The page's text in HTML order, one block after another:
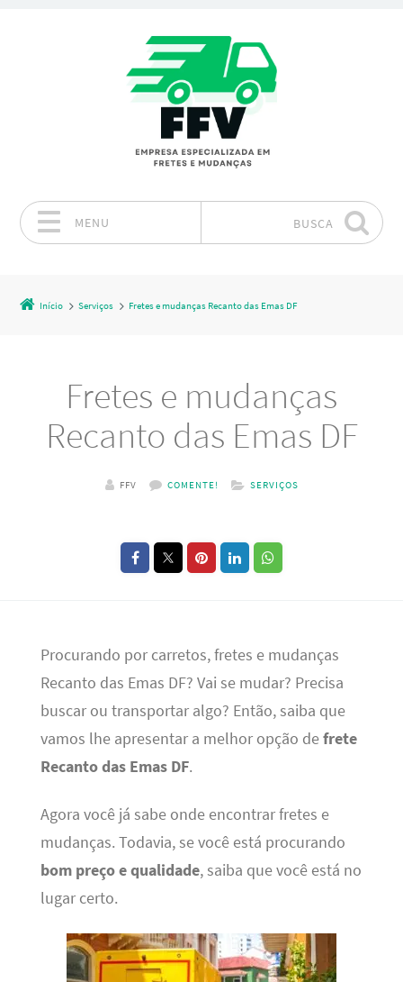
MENU BUSCA
Início Serviços Fretes e mudanças Recanto das Emas DF
Fretes e mudanças
Recanto das Emas DF
FFV COMENTE! SERVIÇOS
Procurando por carretos, fretes e mudanças
Recanto das Emas DF? Vai se mudar? Precisa
buscar ou transportar algo? Então, saiba que
vamos lhe apresentar a melhor opção defrete
Recanto das Emas DF.
Agora você já sabe onde encontrar fretes e
mudanças. Todavia, se você está procurando
bom preço e qualidade, saiba que você está no
lugar certo.